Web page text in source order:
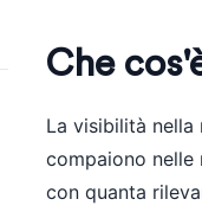
Che
La visibilità
compaiono nelle
con quanta